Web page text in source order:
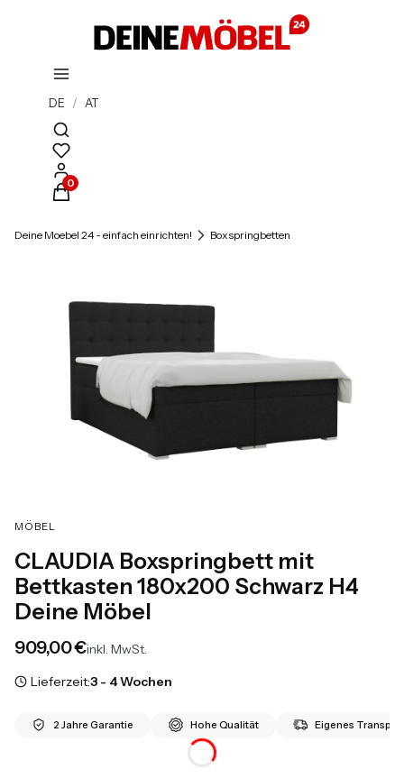
DE / AT
Suchmaschine öffnen
Produkte im Warenkorb: 0. Details anzeigen
Deine Moebel 24 - einfach einrichten! Boxspringbetten
MÖBEL
CLAUDIA Boxspringbett mit
Bettkasten 180x200 Schwarz H4
Deine Möbel
Preis
909,00 €inkl. MwSt.
Lieferzeit:3 - 4 Wochen
2 Jahre Garantie Hohe Qualität Eigenes